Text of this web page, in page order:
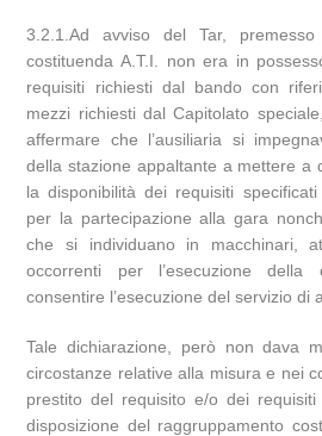
3.2.1.Ad avviso del Tar,
costituenda A.T.I. non era in
requisiti richiesti dal bando con
mezzi richiesti dal Capitolato
affermare che l’ausiliaria si
della stazione appaltante a mettere a
la disponibilità dei requisiti
per la partecipazione alla gara
che si individuano in macchinari,
occorrenti per l’esecuzione
consentire l’esecuzione del servizio di
Tale dichiarazione, però non dava
circostanze relative alla misura e nei
prestito del requisito e/o dei
disposizione del raggruppamento